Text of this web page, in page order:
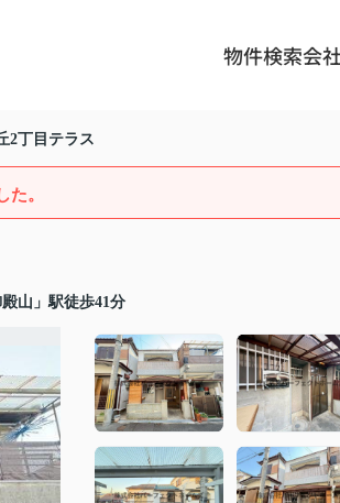
物件検索会
2丁目テラス
。
山」駅徒歩41分